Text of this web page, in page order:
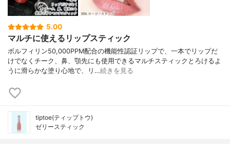
5.00
マルチに使えるリップスティック
ボルフィリン50,000PPM配合の機能性認証リップで、一本でリップだ
けでなくチーク、鼻、顎先にも使用できるマルチスティックとろけるよ
うに滑らかな塗り心地で、リ…続きを見る
tiptoe(ティップトウ)
ゼリースティック